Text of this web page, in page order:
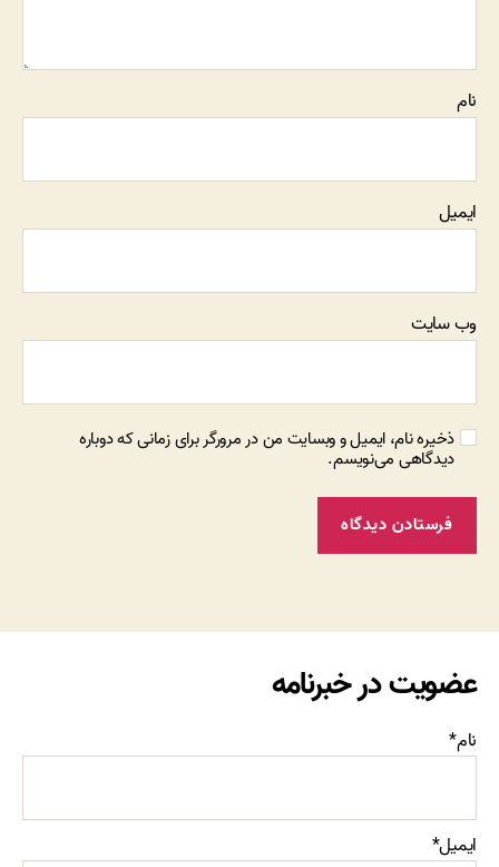
نام
ایمیل
وب‌ سایت
ذخیره نام، ایمیل و وبسایت من در مرورگر برای زمانی که دوباره
دیدگاهی می‌نویسم.
عضویت در خبرنامه
نام*
ایمیل*